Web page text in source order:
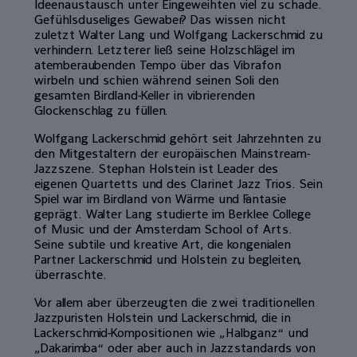
Ideenaustausch unter Eingeweihten viel zu schade.
Gefühlsduseliges Gewaber? Das wissen nicht
zuletzt Walter Lang und Wolfgang Lackerschmid zu
verhindern. Letzterer ließ seine Holzschlägel im
atemberaubenden Tempo über das Vibrafon
wirbeln und schien während seinen Soli den
gesamten Birdland-Keller in vibrierenden
Glockenschlag zu füllen.
Wolfgang Lackerschmid gehört seit Jahrzehnten zu
den Mitgestaltern der europäischen Mainstream-
Jazzszene. Stephan Holstein ist Leader des
eigenen Quartetts und des Clarinet Jazz Trios. Sein
Spiel war im Birdland von Wärme und Fantasie
geprägt. Walter Lang studierte im Berklee College
of Music und der Amsterdam School of Arts.
Seine subtile und kreative Art, die kongenialen
Partner Lackerschmid und Holstein zu begleiten,
überraschte.
Vor allem aber überzeugten die zwei traditionellen
Jazzpuristen Holstein und Lackerschmid, die in
Lackerschmid-Kompositionen wie „Halbganz“ und
„Dakarimba“ oder aber auch in Jazzstandards von